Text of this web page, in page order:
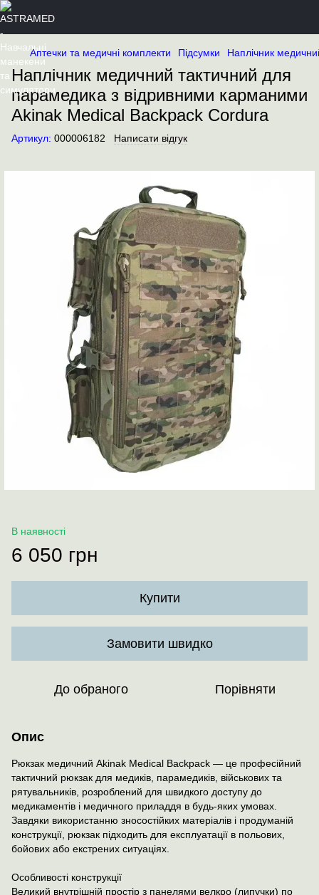
Аптечки та медичні комплекти Підсумки Наплічник
Наплічник медичний тактичний для
парамедика з відривними карманими
Akinak Medical Backpack Cordura
Артикул: 000006182 Написати відгук
В наявності
6 050 грн
Купити
Замовити швидко
До обраного Порівняти
Опис
Рюкзак медичний Akinak Medical Backpack — це професійний
тактичний рюкзак для медиків, парамедиків, військових та
рятувальників, розроблений для швидкого доступу до
медикаментів і медичного приладдя в будь-яких умовах.
Завдяки використанню зносостійких матеріалів і продуманій
конструкції, рюкзак підходить для експлуатації в польових,
бойових або екстрених ситуаціях.
Особливості конструкції
Великий внутрішній простір з панелями велкро (липучки) по